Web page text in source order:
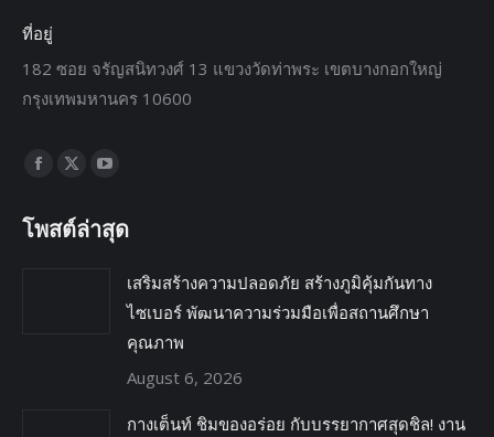
ที่อยู่
182 ซอย จรัญสนิทวงศ์ 13 แขวงวัดท่าพระ เขตบางกอกใหญ่
กรุงเทพมหานคร 10600
Find us on:
โพสต์ล่าสุด
เสริมสร้างความปลอดภัย สร้างภูมิคุ้มกันทาง
ไซเบอร์ พัฒนาความร่วมมือเพื่อสถานศึกษา
คุณภาพ
August 6, 2026
กางเต็นท์ ชิมของอร่อย กับบรรยากาศสุดชิล! งาน